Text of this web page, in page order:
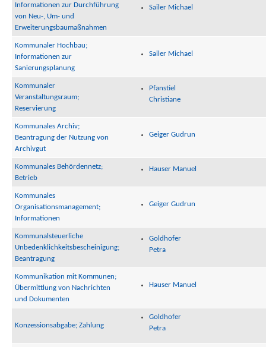
Informationen zur Durchführung
von Neu-, Um- und
Erweiterungsbaumaßnahmen
Sailer Michael
Kommunaler Hochbau;
Informationen zur
Sanierungsplanung
Sailer Michael
Kommunaler
Veranstaltungsraum;
Reservierung
Pfanstiel
Christiane
Kommunales Archiv;
Beantragung der Nutzung von
Archivgut
Geiger Gudrun
Kommunales Behördennetz;
Betrieb
Hauser Manuel
Kommunales
Organisationsmanagement;
Informationen
Geiger Gudrun
Kommunalsteuerliche
Unbedenklichkeitsbescheinigung;
Beantragung
Goldhofer
Petra
Kommunikation mit Kommunen;
Übermittlung von Nachrichten
und Dokumenten
Hauser Manuel
Konzessionsabgabe; Zahlung
Goldhofer
Petra